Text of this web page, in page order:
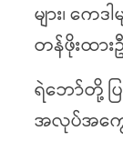
များ၊ ကေ
တန်ဖိုးထာ
ရဲဘော်တို့
အလုပ်အကျွေ